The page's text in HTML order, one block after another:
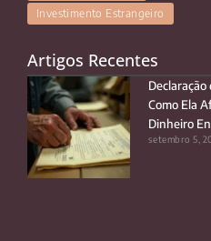
Investimento Estrangeiro
Artigos Recentes
Como Ela
Dinheiro
setembro 5,